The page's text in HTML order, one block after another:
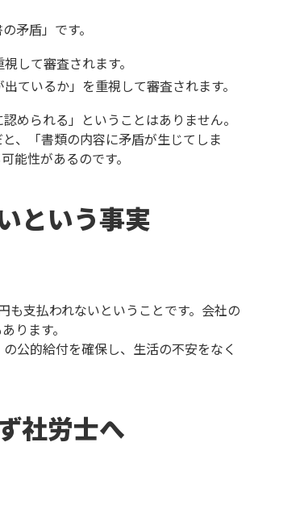
の矛盾」です。
して審査されます。
ているか」を重視して審査されます。
められる」ということはありません。
、「書類の内容に矛盾が生じてしま
能性があるのです。
という事実
も支払われないということです。会社の
ります。
公的給付を確保し、生活の不安をなく
社労士へ